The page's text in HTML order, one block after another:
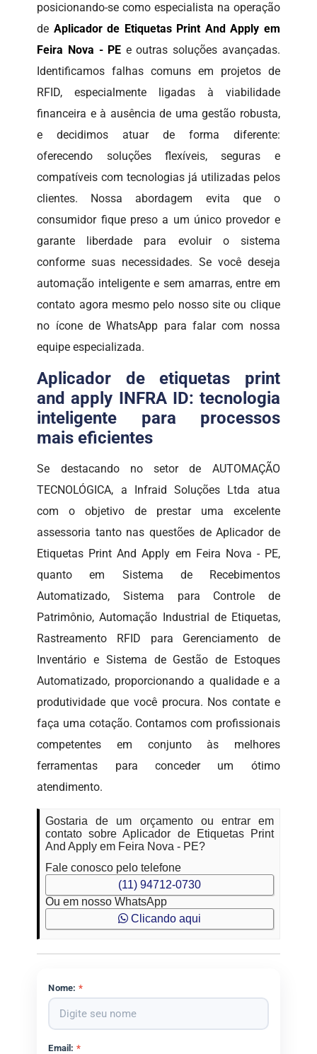
posicionando-se como especialista na operação
de Aplicador de Etiquetas Print And Apply em
Feira Nova - PE e outras soluções avançadas.
Identificamos falhas comuns em projetos de
RFID, especialmente ligadas à viabilidade
financeira e à ausência de uma gestão robusta,
e decidimos atuar de forma diferente:
oferecendo soluções flexíveis, seguras e
compatíveis com tecnologias já utilizadas pelos
clientes. Nossa abordagem evita que o
consumidor fique preso a um único provedor e
garante liberdade para evoluir o sistema
conforme suas necessidades. Se você deseja
automação inteligente e sem amarras, entre em
contato agora mesmo pelo nosso site ou clique
no ícone de WhatsApp para falar com nossa
equipe especializada.
Aplicador de etiquetas print
and apply INFRA ID: tecnologia
inteligente para processos
mais eficientes
Se destacando no setor de AUTOMAÇÃO
TECNOLÓGICA, a Infraid Soluções Ltda atua
com o objetivo de prestar uma excelente
assessoria tanto nas questões de Aplicador de
Etiquetas Print And Apply em Feira Nova - PE,
quanto em Sistema de Recebimentos
Automatizado, Sistema para Controle de
Patrimônio, Automação Industrial de Etiquetas,
Rastreamento RFID para Gerenciamento de
Inventário e Sistema de Gestão de Estoques
Automatizado, proporcionando a qualidade e a
produtividade que você procura. Nos contate e
faça uma cotação. Contamos com profissionais
competentes em conjunto às melhores
ferramentas para conceder um ótimo
atendimento.
Gostaria de um orçamento ou entrar em
contato sobre Aplicador de Etiquetas Print
And Apply em Feira Nova - PE?
Fale conosco pelo telefone
(11) 94712-0730
Ou em nosso WhatsApp
Clicando aqui
Nome: *
Email: *